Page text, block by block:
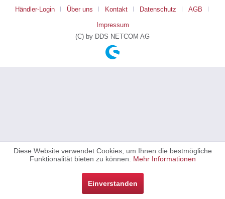
Händler-Login Über uns Kontakt Datenschutz AGB
Impressum
(C) by DDS NETCOM AG
Diese Website verwendet Cookies, um Ihnen die bestmögliche
Funktionalität bieten zu können. Mehr Informationen
Einverstanden